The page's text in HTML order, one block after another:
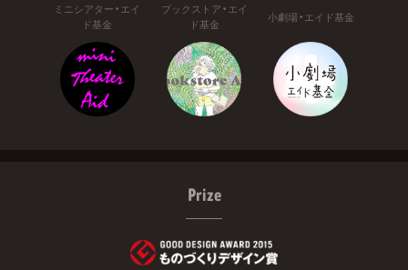
ミニシアター・エイ
ド基金
ブックストア・エイ
ド基金
小劇場・エイド基金
Prize